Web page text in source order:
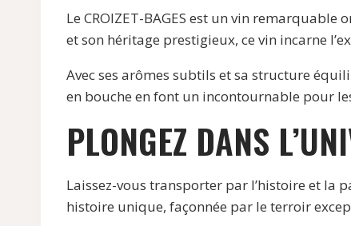
Le CROIZET-BAGES est un vin
et son héritage prestigieux, ce vin incarne
Avec ses arômes subtils et sa structure
en bouche en font un incontournable pour
PLONGEZ DANS
Laissez-vous transporter par l’histoire et la
histoire unique, façonnée par le terroir